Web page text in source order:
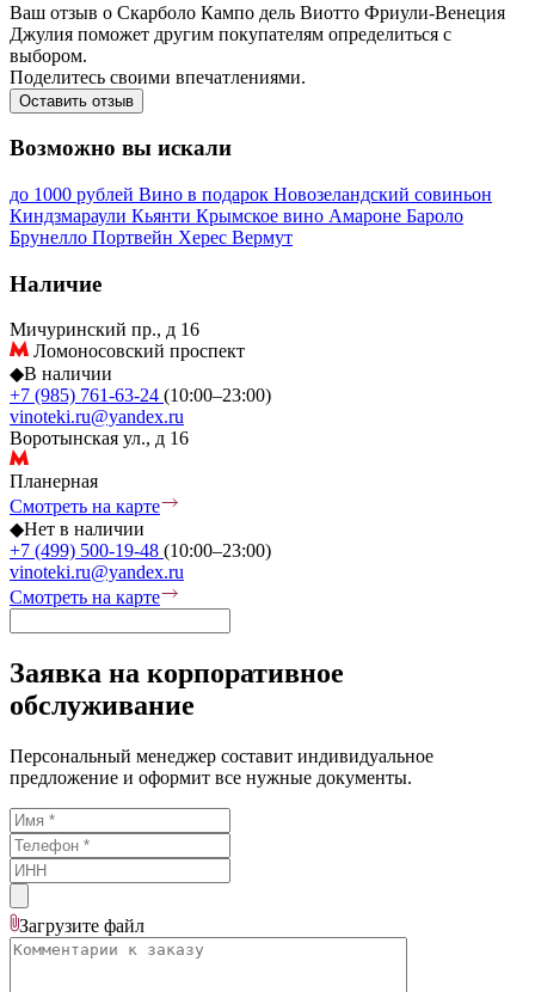
Ваш отзыв о Скарболо Кампо дель Виотто Фриули-Венеция
Джулия поможет другим покупателям определиться с
выбором.
Поделитесь своими впечатлениями.
Оставить отзыв
Возможно вы искали
до 1000 рублей Вино в подарок Новозеландский совиньон
Киндзмараули Кьянти Крымское вино Амароне Бароло
Брунелло Портвейн Херес Вермут
Наличие
Мичуринский пр., д 16
Ломоносовский проспект
◆В наличии
+7 (985) 761-63-24 (10:00–23:00)
vinoteki.ru@yandex.ru
Воротынская ул., д 16
Планерная
Смотреть на карте
◆Нет в наличии
+7 (499) 500-19-48 (10:00–23:00)
vinoteki.ru@yandex.ru
Смотреть на карте
Заявка на корпоративное
обслуживание
Персональный менеджер составит индивидуальное
предложение и оформит все нужные документы.
Загрузите файл